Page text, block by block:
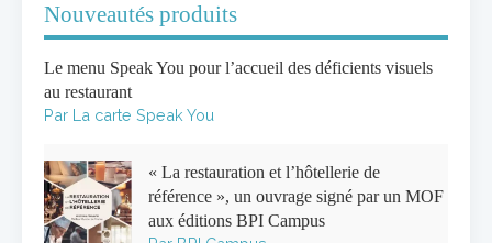
Nouveautés produits
Le menu Speak You pour l’accueil des déficients visuels
au restaurant
Par La carte Speak You
« La restauration et l’hôtellerie de
référence », un ouvrage signé par un MOF
aux éditions BPI Campus